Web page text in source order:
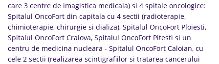
care 3 centre de imagistica medicala) si 4 spitale oncologice:
Spitalul OncoFort din capitala cu 4 sectii (radioterapie,
chimioterapie, chirurgie si dializa), Spitalul OncoFort Ploiesti,
Spitalul OncoFort Craiova, Spitalul OncoFort Pitesti si un
centru de medicina nucleara - Spitalul OncoFort Caloian, cu
cele 2 sectii (realizarea scintigrafiilor si tratarea cancerului